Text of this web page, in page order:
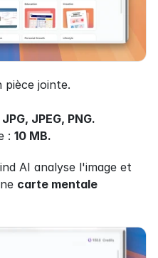
pièce jointe.
JPG, JPEG, PNG.
: 10 MB.
AI analyse l'image et
carte mentale